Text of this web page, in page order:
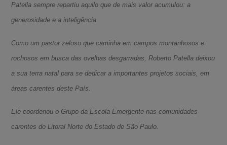
Patella sempre repartiu aquilo que de mais valor acumulou: a
generosidade e a inteligência.
Como um pastor zeloso que caminha em campos montanhosos e
rochosos em busca das ovelhas desgarradas, Roberto Patella deixou
a sua terra natal para se dedicar a importantes projetos sociais, em
áreas carentes deste País.
Ele coordenou o Grupo da Escola Emergente nas comunidades
carentes do Litoral Norte do Estado de São Paulo.